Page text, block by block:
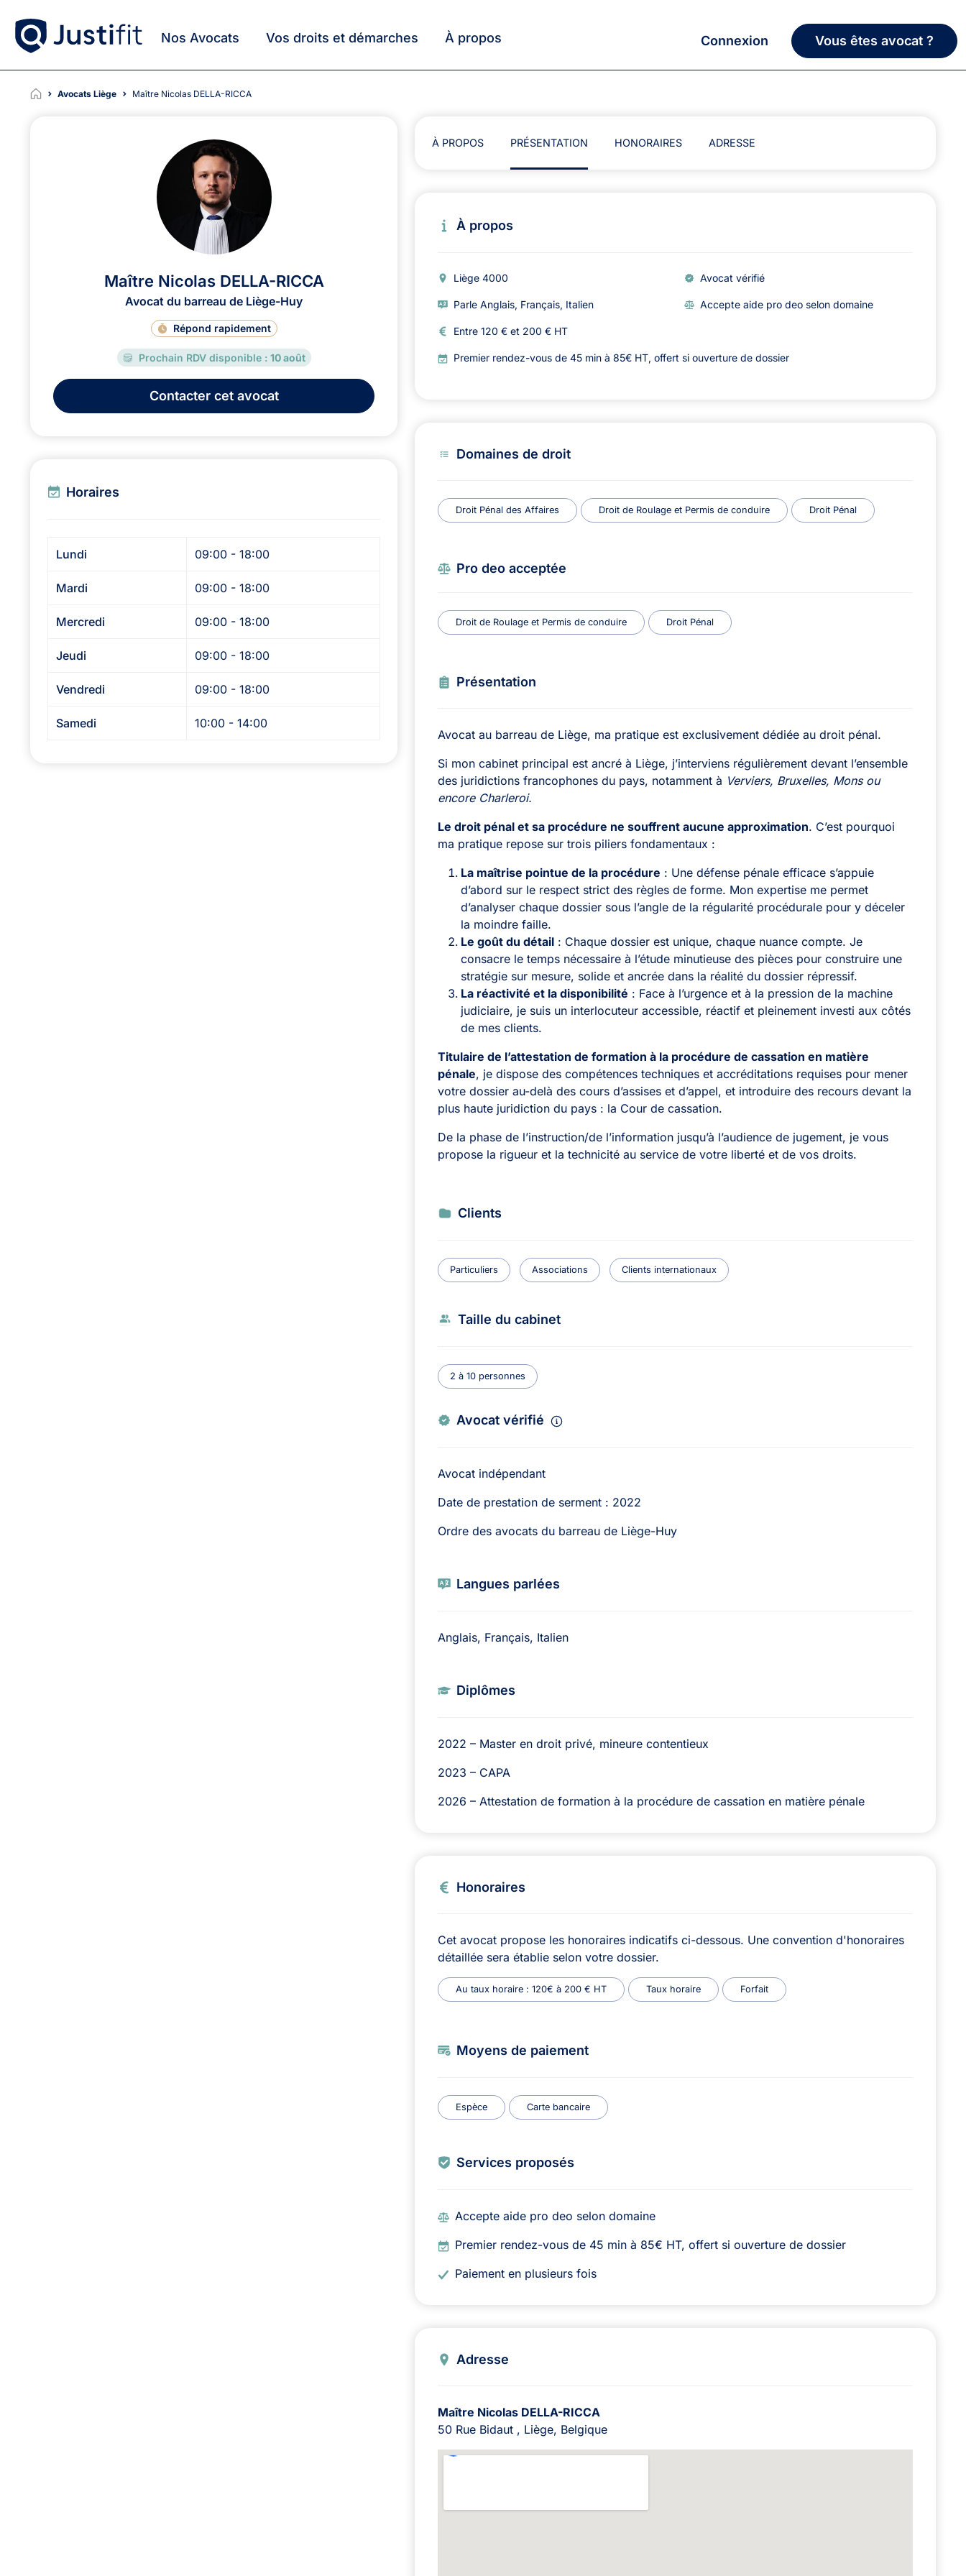
Nos Avocats Vos droits et démarches À propos Connexion Vous êtes avocat ?
Avocats Liège Maître Nicolas DELLA-RICCA
Maître Nicolas DELLA-RICCA
Avocat du barreau de Liège-Huy
Répond rapidement
Prochain RDV disponible : 10 août
Contactercet avocat
Horaires
Lundi 09:00 - 18:00
Mardi 09:00 - 18:00
Mercredi 09:00 - 18:00
Jeudi 09:00 - 18:00
Vendredi 09:00 - 18:00
Samedi 10:00 - 14:00
À PROPOS PRÉSENTATION HONORAIRES ADRESSE
À propos
Liège 4000 Avocat vérifié
Parle Anglais, Français, Italien Accepte aide pro deo selon domaine
Entre 120 € et 200 € HT
Premier rendez-vous de 45 min à 85€ HT, offert si ouverture de dossier
Domaines de droit
Droit Pénal des Affaires Droit de Roulage et Permis de conduire Droit Pénal
Pro deo acceptée
Droit de Roulage et Permis de conduire Droit Pénal
Présentation
Avocat au barreau de Liège, ma pratique est exclusivement dédiée au droit pénal.
Si mon cabinet principal est ancré à Liège, j’interviens régulièrement devant l’ensemble
des juridictions francophones du pays, notamment à Verviers, Bruxelles, Mons ou
encore Charleroi.
Le droit pénal et sa procédure ne souffrent aucune approximation. C’est pourquoi
ma pratique repose sur trois piliers fondamentaux :
La maîtrise pointue de la procédure : Une défense pénale efficace s’appuie
d’abord sur le respect strict des règles de forme. Mon expertise me permet
d’analyser chaque dossier sous l’angle de la régularité procédurale pour y déceler
la moindre faille.
Le goût du détail : Chaque dossier est unique, chaque nuance compte. Je
consacre le temps nécessaire à l’étude minutieuse des pièces pour construire une
stratégie sur mesure, solide et ancrée dans la réalité du dossier répressif.
La réactivité et la disponibilité : Face à l’urgence et à la pression de la machine
judiciaire, je suis un interlocuteur accessible, réactif et pleinement investi aux côtés
de mes clients.
Titulaire de l’attestation de formation à la procédure de cassation en matière
pénale, je dispose des compétences techniques et accréditations requises pour mener
votre dossier au-delà des cours d’assises et d’appel, et introduire des recours devant la
plus haute juridiction du pays : la Cour de cassation.
De la phase de l’instruction/de l’information jusqu’à l’audience de jugement, je vous
propose la rigueur et la technicité au service de votre liberté et de vos droits.
Clients
Particuliers Associations Clients internationaux
Taille du cabinet
2 à 10 personnes
Avocat vérifié
Avocat indépendant
Date de prestation de serment : 2022
Ordre des avocats du barreau de Liège-Huy
Langues parlées
Anglais, Français, Italien
Diplômes
2022 – Master en droit privé, mineure contentieux
2023 – CAPA
2026 – Attestation de formation à la procédure de cassation en matière pénale
Honoraires
Cet avocat propose les honoraires indicatifs ci-dessous. Une convention d'honoraires
détaillée sera établie selon votre dossier.
Au taux horaire : 120€ à 200 € HT Taux horaire Forfait
Moyens de paiement
Espèce Carte bancaire
Services proposés
Accepte aide pro deo selon domaine
Premier rendez-vous de 45 min à 85€ HT, offert si ouverture de dossier
Paiement en plusieurs fois
Adresse
Maître Nicolas DELLA-RICCA
50 Rue Bidaut , Liège, Belgique